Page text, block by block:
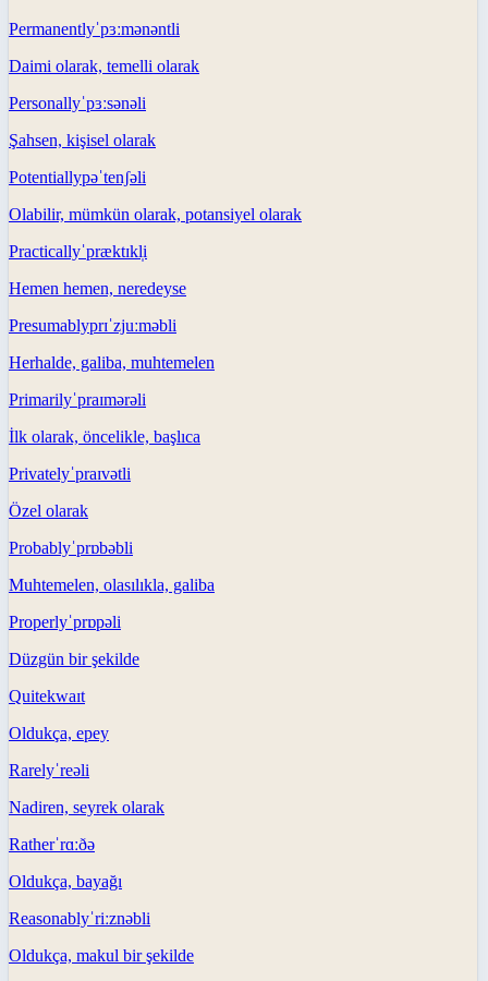
Permanentlyˈpɜːmənəntli
Daimi olarak, temelli olarak
Personallyˈpɜːsənəli
Şahsen, kişisel olarak
Potentiallypəˈtenʃəli
Olabilir, mümkün olarak, potansiyel olarak
Practicallyˈpræktɪkl̩i
Hemen hemen, neredeyse
Presumablyprɪˈzjuːməbli
Herhalde, galiba, muhtemelen
Primarilyˈpraɪmərəli
İlk olarak, öncelikle, başlıca
Privatelyˈpraɪvətli
Özel olarak
Probablyˈprɒbəbli
Muhtemelen, olasılıkla, galiba
Properlyˈprɒpəli
Düzgün bir şekilde
Quitekwaɪt
Oldukça, epey
Rarelyˈreəli
Nadiren, seyrek olarak
Ratherˈrɑːðə
Oldukça, bayağı
Reasonablyˈriːznəbli
Oldukça, makul bir şekilde